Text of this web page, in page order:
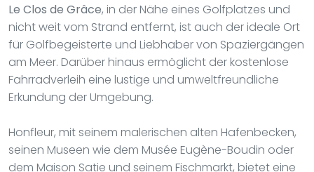
Le Clos de Grâce, in der Nähe eines Golfplatzes und
nicht weit vom Strand entfernt, ist auch der ideale Ort
für Golfbegeisterte und Liebhaber von Spaziergängen
am Meer. Darüber hinaus ermöglicht der kostenlose
Fahrradverleih eine lustige und umweltfreundliche
Erkundung der Umgebung.
Honfleur, mit seinem malerischen alten Hafenbecken,
seinen Museen wie dem Musée Eugène-Boudin oder
dem Maison Satie und seinem Fischmarkt, bietet eine